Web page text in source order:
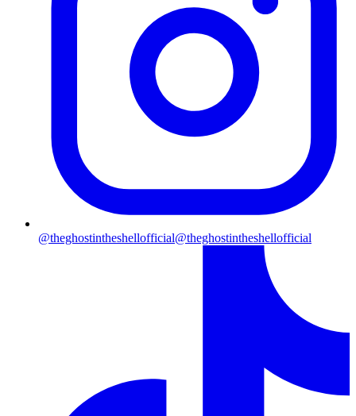
@theghostintheshellofficial@theghostintheshellofficial